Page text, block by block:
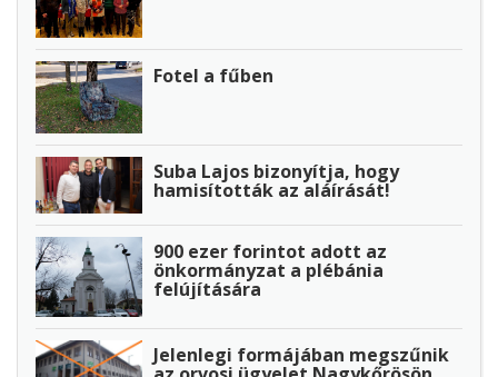
Fotel a fűben
Suba Lajos bizonyítja, hogy
hamisították az aláírását!
900 ezer forintot adott az
önkormányzat a plébánia
felújítására
Jelenlegi formájában megszűnik